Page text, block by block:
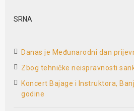
SRNA
Danas je Međunarodni dan
Zbog tehničke neispravnosti
Koncert Bajage i Instruktora,
godine